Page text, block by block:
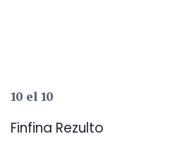
10 el 10
Finfina Rezulto